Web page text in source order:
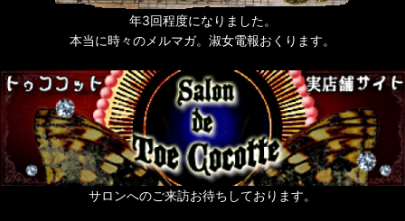
年3回程度になりました。
本当に時々のメルマガ。淑女電報おくります。
サロンへのご来訪お待ちしております。